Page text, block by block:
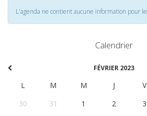
L'agenda ne contient aucune information pour
Calendrier
FÉVRIER 2023
L M M J V
30
31 1 2 3